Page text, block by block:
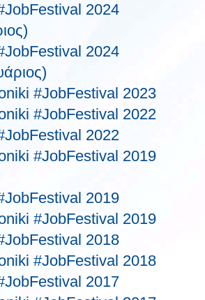
2024
2024
#JobFestival 2023
#JobFestival 2022
2022
#JobFestival 2019
2019
#JobFestival 2019
2018
#JobFestival 2018
2017